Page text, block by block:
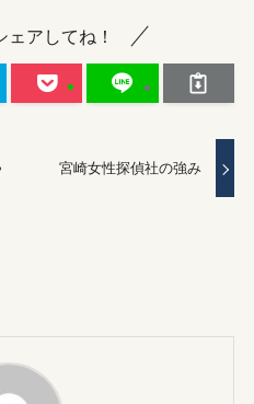
ェアしてね！
宮崎女性探偵社の強み